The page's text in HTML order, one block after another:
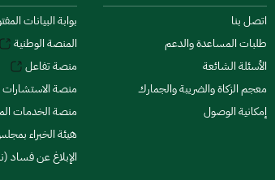
اتصل بنا
طلبات المساعدة والدعم
الأسئلة الشائعة
معجم الزكاة والضريبة والجمارك
إمكانية الوصول
بوابة البيانات
المنصة الوطنية
منصة تفاعل
منصة الاستشارات
منصة الخدمات
هيئة الخبراء
الإبلاغ عن فساد